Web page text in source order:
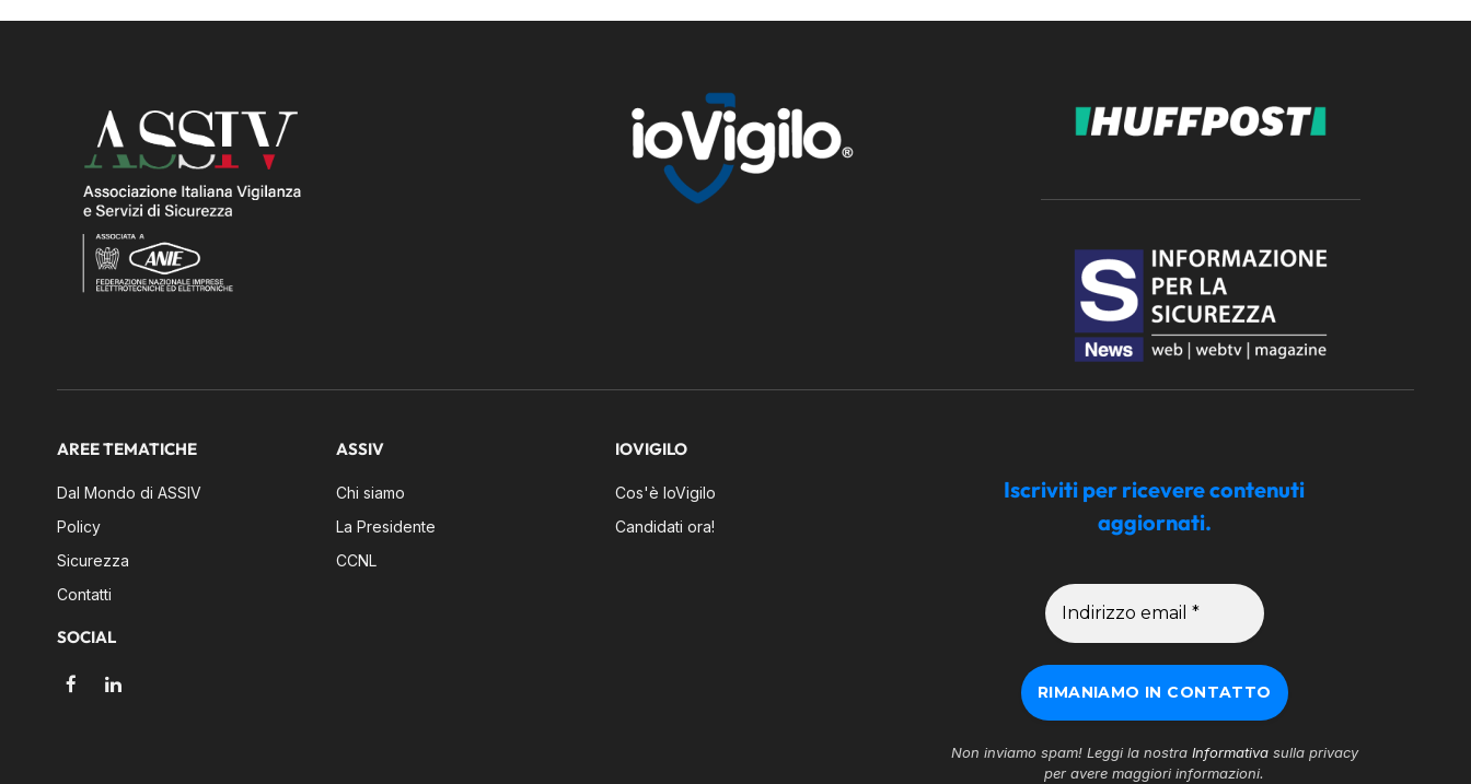
AREE TEMATICHE
Dal Mondo di ASSIV
Policy
Sicurezza
Contatti
SOCIAL
FacebookLinkedIn
ASSIV
Chi siamo
La Presidente
CCNL
IOVIGILO
Cos'è IoVigilo
Candidati ora!
Iscriviti per ricevere contenuti
aggiornati.
Non inviamo spam! Leggi la nostra Informativasulla privacy
per avere maggiori informazioni.